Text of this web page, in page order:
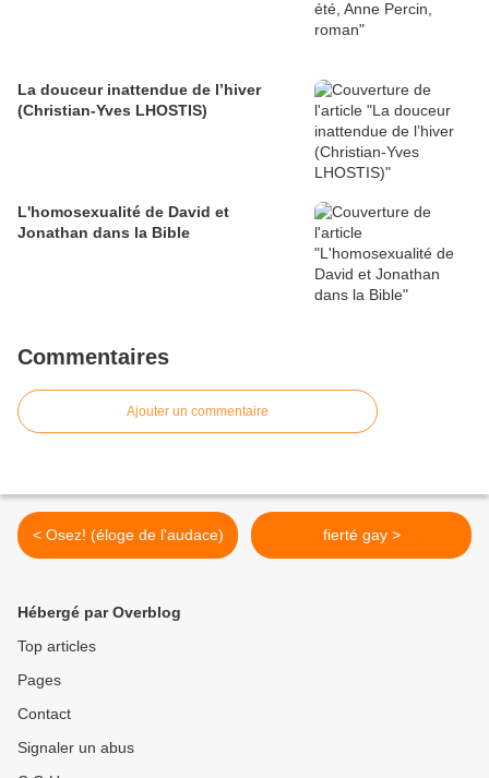
La douceur inattendue de l’hiver
(Christian-Yves LHOSTIS)
L'homosexualité de David et
Jonathan dans la Bible
Commentaires
Ajouter un commentaire
< Osez! (éloge de l'audace) fierté gay >
Hébergé par Overblog
Top articles
Pages
Contact
Signaler un abus